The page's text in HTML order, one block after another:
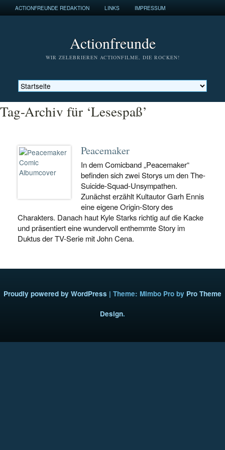
ACTIONFREUNDE REDAKTION LINKS IMPRESSUM
Actionfreunde
WIR ZELEBRIEREN ACTIONFILME, DIE ROCKEN!
Tag-Archiv für ‘Lesespaß’
Peacemaker
In dem Comicband „Peacemaker“
befinden sich zwei Storys um den The-
Suicide-Squad-Unsympathen.
Zunächst erzählt Kultautor Garh Ennis
eine eigene Origin-Story des
Charakters. Danach haut Kyle Starks richtig auf die Kacke
und präsentiert eine wundervoll enthemmte Story im
Duktus der TV-Serie mit John Cena.
Proudly powered by WordPress | Theme: Mimbo Pro by Pro Theme
Design.